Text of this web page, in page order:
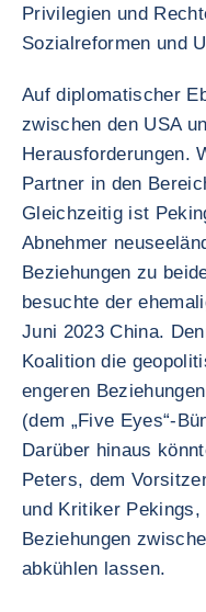
Privilegien und
Sozialreformen und
Auf diplomatischer
zwischen den USA
Herausforderungen.
Partner in den
Gleichzeitig ist
Abnehmer
Beziehungen zu
besuchte der
Juni 2023 China.
Koalition die
engeren
(dem „Five Eyes“-
Darüber hinaus
Peters, dem
und Kritiker
Beziehungen
abkühlen lassen.